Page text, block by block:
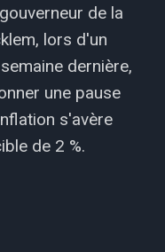
de la
lors d'un
dernière,
une pause
s'avère
de 2 %.